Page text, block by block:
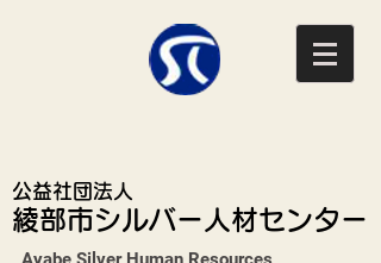
公益社団法人
綾部市シルバー人材センター